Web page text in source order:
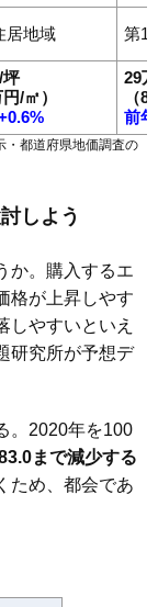
万円 -13.5%
万円 -1.9%
万円 -7.1%
万円 -9.8%
万円 -10.3%
万円
万円 -13.4%
万円 -12.7%
万円 -15.4%
万円 -15.4%
万円 -11.8%
万円 -19.1%
万円 -19.9%
居地域 第1
坪
/㎡）
29
（
前
・都道府県地価調査の
しよう
か。購入するエ
格が上昇しやす
しやすいといえ
研究所が予想デ
。2020年を100
まで減少する
ため、都会であ